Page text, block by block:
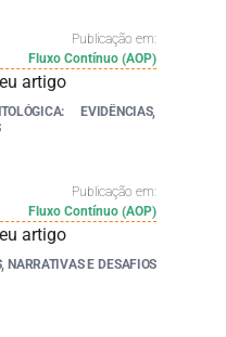
Publicação em:
Fluxo Contínuo (AOP)
EVIDÊNCIAS,
Publicação em:
Fluxo Contínuo (AOP)
NARRATIVAS E DESAFIOS